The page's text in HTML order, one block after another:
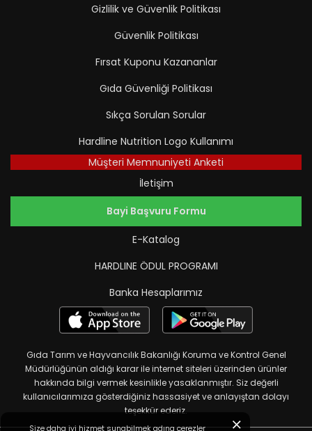
Size daha iyi hizmet sunabilmek adına çerezler
Gizlilik ve Güvenlik Politikası
Güvenlik Politikası
Fırsat Kuponu Kazananlar
Gıda Güvenliği Politikası
Sıkça Sorulan Sorular
Hardline Nutrition Logo Kullanımı
Müşteri Memnuniyeti Anketi
İletişim
Bayi Başvuru Formu
E-Katalog
HARDLINE ÖDUL PROGRAMI
Banka Hesaplarımız
Gıda Tarım ve Hayvancılık Bakanlığı Koruma ve Kontrol Genel
Müdürlüğünün aldığı karar ile internet siteleri üzerinden ürünler
hakkında bilgi vermek kesinlikle yasaklanmıştır. Siz değerli
kullanıcılarımıza gösterdiğiniz hassasiyet ve anlayıştan dolayı
teşekkür ederiz.